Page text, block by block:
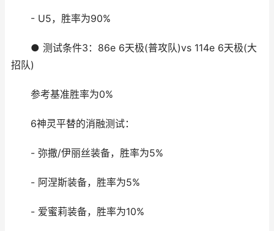
- U5，胜率为90%
● 测试条件3：86e 6天极(普攻队)vs 114e 6天极(大
招队)
参考基准胜率为0%
6神灵平替的消融测试：
- 弥撒/伊丽丝装备，胜率为5%
- 阿涅斯装备，胜率为5%
- 爱蜜莉装备，胜率为10%